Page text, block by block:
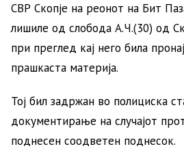
СВР Скопје на реонот на Бит
лишиле од слобода А.Ч.(30) од
при преглед кај него била
прашкаста материја.
Тој бил задржан во полициска
документирање на случајот
поднесен соодветен поднесок.